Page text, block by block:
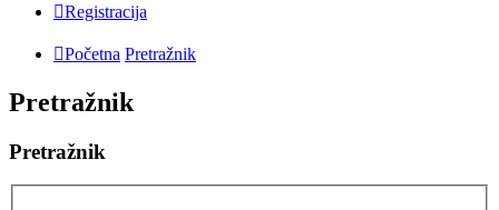
Registracija
Početna Pretražnik
Pretražnik
Pretražnik